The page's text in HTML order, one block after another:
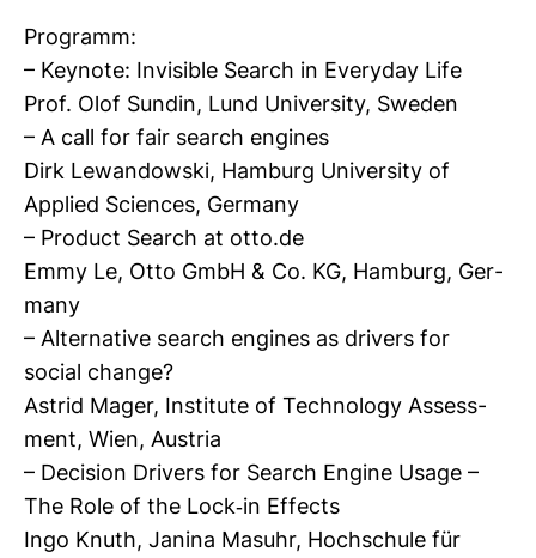
Pro­gramm:
– Key­note: Invi­sible Search in Ever­yday Life
Prof. Olof Sundin, Lund Uni­ver­sity, Sweden
– A call for fair search engines
Dirk Lewan­dowski, Ham­burg Uni­ver­sity of
Applied Sci­ences, Ger­many
– Pro­duct Search at otto.de
Emmy Le, Otto GmbH & Co. KG, Ham­burg, Ger­
many
– Alter­na­tive search engines as dri­vers for
social change?
Astrid Mager, Insti­tute of Tech­no­logy Assess­
ment, Wien, Aus­tria
– Decision Dri­vers for Search Engine Usage –
The Role of the Lock-​in Effects
Ingo Knuth, Janina Masuhr, Hoch­schule für